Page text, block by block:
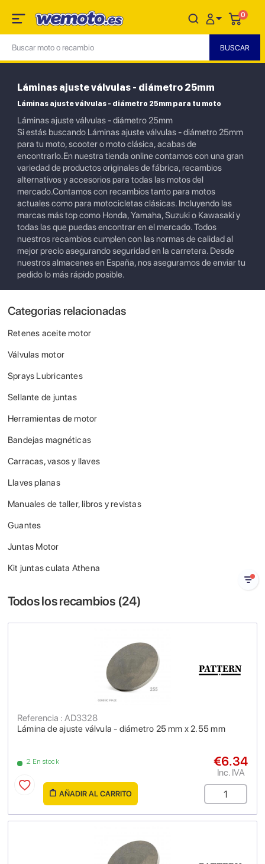
0
Láminas ajuste válvulas - diámetro 25mm
Láminas ajuste válvulas - diámetro 25mm para tu moto
Láminas ajuste válvulas - diámetro 25mm
Si estás buscando Láminas ajuste válvulas - diámetro 25mm
para tu moto, scooter o moto clásica, acabas de
encontrarlo.En nuestra tienda online contamos con una gran
variedad de productos originales de fábrica, recambios
alternativos y accesorios para todas las motos del
mercado.Contamos con recambios tanto para motos
actuales como para motocicletas clásicas. Incluyendo las
marcas más top como Honda, Yamaha, Suzuki o Kawasaki y
todas las que puedas encontrar en el mercado. Todos
nuestros recambios cumplen con las normas de calidad al
mejor precio asegurando seguridad en la carretera. Desde
nuestros almacenes en España, nos aseguramos de enviar tu
pedido lo más rápido posible.
Categorias relacionadas
Retenes aceite motor
Válvulas motor
Sprays Lubricantes
Sellante de juntas
Herramientas de motor
Bandejas magnéticas
Carracas, vasos y llaves
Llaves planas
Manuales de taller, libros y revistas
Guantes
Juntas Motor
Kit juntas culata Athena
Todos los recambios (24)
Lámina de ajuste válvula - diámetro 25 mm x 2.55 mm
Referencia : AD3328
2 En stock €6.34
Inc. IVA
AÑADIR AL CARRITO